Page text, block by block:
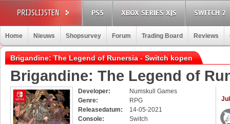
PS5 XBOX SERIES X|S SWITCH 2
Home Nieuws Shopsurvey Forum Trading Board Reviews
Brigandine: The Legend of Runersia - Switch kopen
Brigandine: The Legend of
Developer:
Numskull Games
Genre:
RPG
Releasedatum:
14-05-2021
Console:
Switch